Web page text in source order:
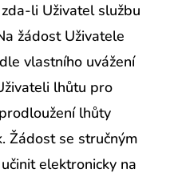
li Uživatel službu
žádost Uživatele
vlastního uvážení
lhůtu pro
lhůty
Žádost se stručným
elektronicky na